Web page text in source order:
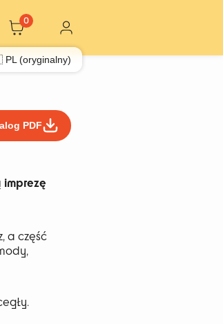
0
(oryginalny)
PDF
a część